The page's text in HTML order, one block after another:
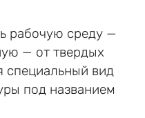
рабочую среду —
— от твердых
специальный вид
под названием